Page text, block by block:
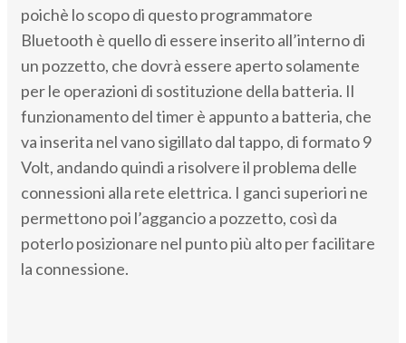
poichè lo scopo di questo programmatore
Bluetooth è quello di essere inserito all’interno di
un pozzetto, che dovrà essere aperto solamente
per le operazioni di sostituzione della batteria. Il
funzionamento del timer è appunto a batteria, che
va inserita nel vano sigillato dal tappo, di formato 9
Volt, andando quindi a risolvere il problema delle
connessioni alla rete elettrica. I ganci superiori ne
permettono poi l’aggancio a pozzetto, così da
poterlo posizionare nel punto più alto per facilitare
la connessione.